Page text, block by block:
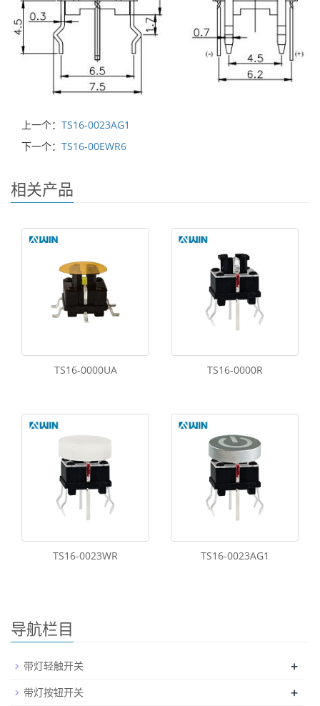
上一个： TS16-0023AG1
下一个： TS16-00EWR6
相关产品
TS16-0000UA TS16-0000R
TS16-0023WR TS16-0023AG1
导航栏目
带灯轻触开关 +
带灯按钮开关 +